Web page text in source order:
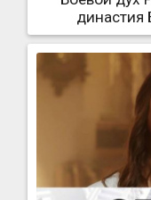
династия